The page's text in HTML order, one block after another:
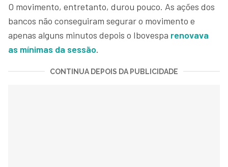
O movimento, entretanto, durou pouco. As ações dos
bancos não conseguiram segurar o movimento e
apenas alguns minutos depois o Ibovespa renovava
as mínimas da sessão.
CONTINUA DEPOIS DA PUBLICIDADE